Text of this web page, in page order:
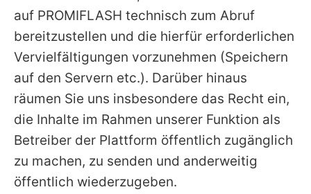
auf PROMIFLASH technisch zum Abruf
bereitzustellen und die hierfür erforderlichen
Vervielfältigungen vorzunehmen (Speichern
auf den Servern etc.). Darüber hinaus
räumen Sie uns insbesondere das Recht ein,
die Inhalte im Rahmen unserer Funktion als
Betreiber der Plattform öffentlich zugänglich
zu machen, zu senden und anderweitig
öffentlich wiederzugeben.